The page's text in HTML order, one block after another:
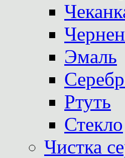
Эмаль
Ртуть
Стекло
Чистка